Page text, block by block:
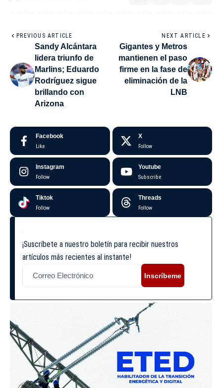
PREVIOUS ARTICLE
Sandy Alcántara
lidera triunfo de
Marlins; Eduardo
Rodríguez sigue
brillando con
Arizona
NEXT ARTICLE
Gigantes y Metros
mantienen el paso
firme en la fase de
eliminación de la
LNB
Facebook
Like
X
Follow
Instagram
Follow
Youtube
Subscribe
Tiktok
Follow
Threads
Follow
¡Suscríbete a nuestro boletín para recibir nuestros
artículos más recientes al instante!
Inscríbeme